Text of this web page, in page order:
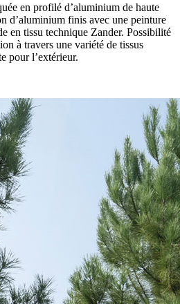
en profilé d’aluminium de haute
d’aluminium finis avec une peinture
en tissu technique Zander. Possibilité
à travers une variété de tissus
pour l’extérieur.